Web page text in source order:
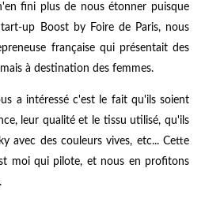
fini plus de nous étonner puisque
up Boost by Foire de Paris, nous
française qui présentait des
à destination des femmes.
a intéressé c'est le fait qu'ils soient
leur qualité et le tissu utilisé, qu'ils
avec des couleurs vives, etc... Cette
moi qui pilote, et nous en profitons